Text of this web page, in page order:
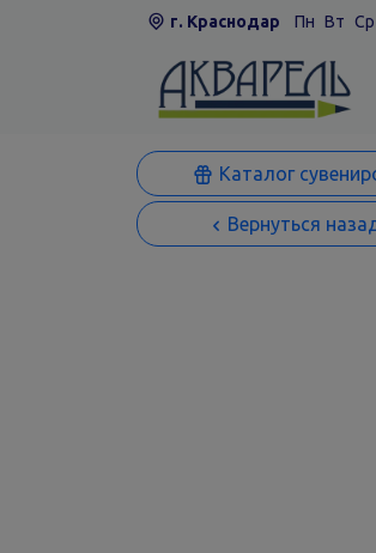
г. Краснодар Пн Вт Ср
Каталог
Вернуться